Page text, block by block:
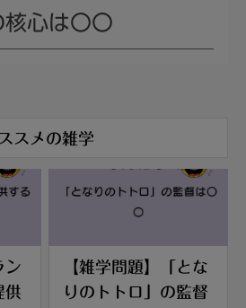
核心は〇〇
スメの雑学
ン
供
【雑学問題】「とな
りのトトロ」の監督